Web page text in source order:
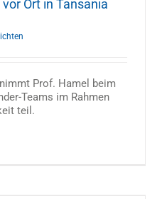
Ort in Tansania
Prof. Hamel beim
Teams im Rahmen
teil.